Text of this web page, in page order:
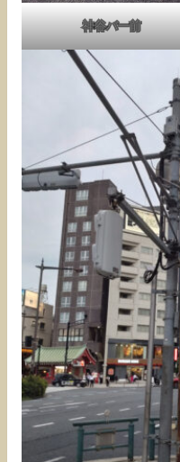
神谷バー前